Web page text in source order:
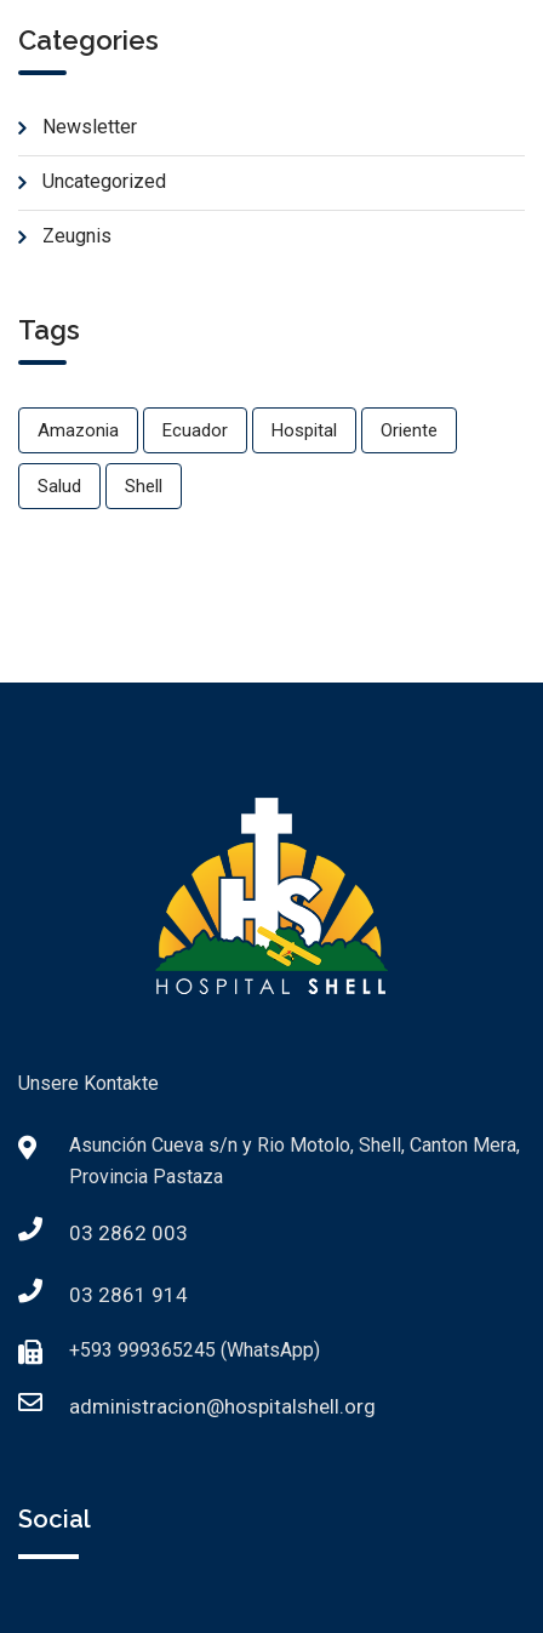
Categories
Newsletter
Uncategorized
Zeugnis
Tags
Amazonia Ecuador Hospital Oriente
Salud Shell
Unsere Kontakte
Asunción Cueva s/n y Rio Motolo, Shell, Canton Mera,
Provincia Pastaza
03 2862 003
03 2861 914
+593 999365245 (WhatsApp)
administracion@hospitalshell.org
Social